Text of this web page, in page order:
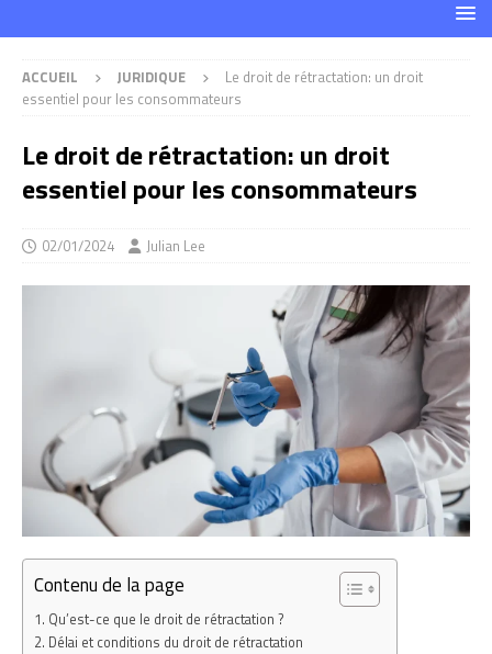
ACCUEIL JURIDIQUE
Le droit de rétractation: un droit
essentiel pour les consommateurs
Le droit de rétractation: un droit
essentiel pour les consommateurs
02/01/2024 Julian Lee
Contenu de la page
Qu’est-ce que le droit de rétractation ?
Délai et conditions du droit de rétractation